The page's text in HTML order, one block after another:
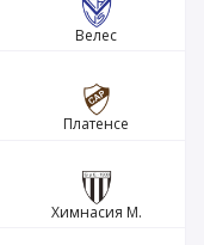
Велес
Платенсе
Химнасия М.